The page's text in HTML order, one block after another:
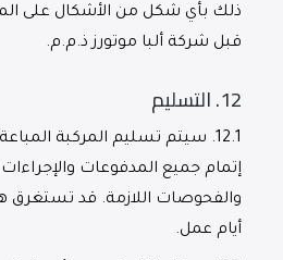
ذلك بأي شكل من الأشكال على
قبل شركة ألبا موتورز ذ.م.م.
12. التسليم
12.1.
سيتم تسليم المركبة
إتمام جميع المدفوعات
أيام عمل.